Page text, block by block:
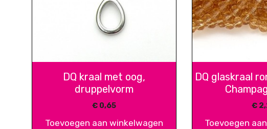
DQ kraal met oog,
druppelvorm
€0,65
Toevoegen aan winkelwagen
DQ glaskraal
€
Toevoegen